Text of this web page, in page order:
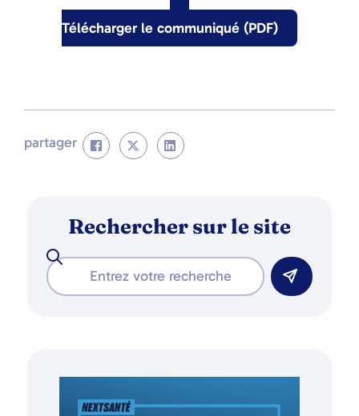
Télécharger le communiqué (PDF)
partager
Rechercher sur le site